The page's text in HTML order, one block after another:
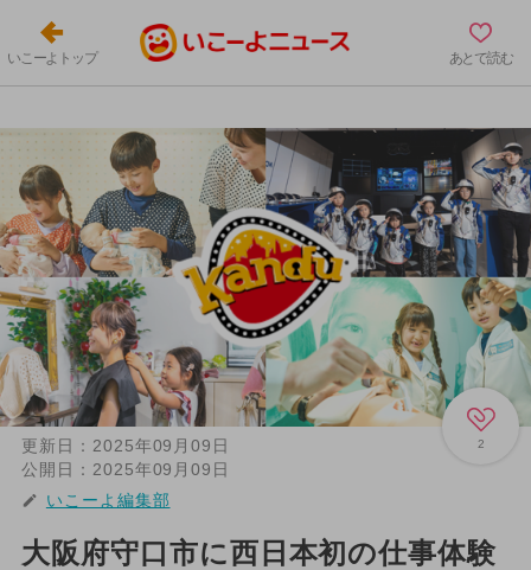
いこーよトップ あとで読む
2
更新日： 2025年09月09日
公開日： 2025年09月09日
いこーよ編集部
大阪府守口市に西日本初の仕事体験